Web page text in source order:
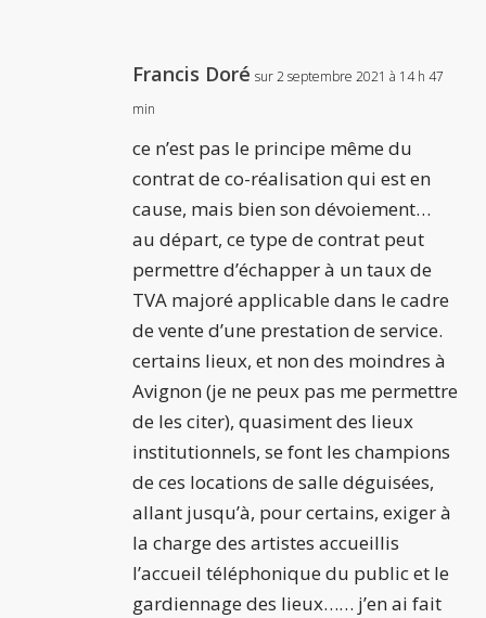
Francis Doré sur 2 septembre 2021 à 14 h 47
min
ce n’est pas le principe même du
contrat de co-réalisation qui est en
cause, mais bien son dévoiement…
au départ, ce type de contrat peut
permettre d’échapper à un taux de
TVA majoré applicable dans le cadre
de vente d’une prestation de service.
certains lieux, et non des moindres à
Avignon (je ne peux pas me permettre
de les citer), quasiment des lieux
institutionnels, se font les champions
de ces locations de salle déguisées,
allant jusqu’à, pour certains, exiger à
la charge des artistes accueillis
l’accueil téléphonique du public et le
gardiennage des lieux…… j’en ai fait